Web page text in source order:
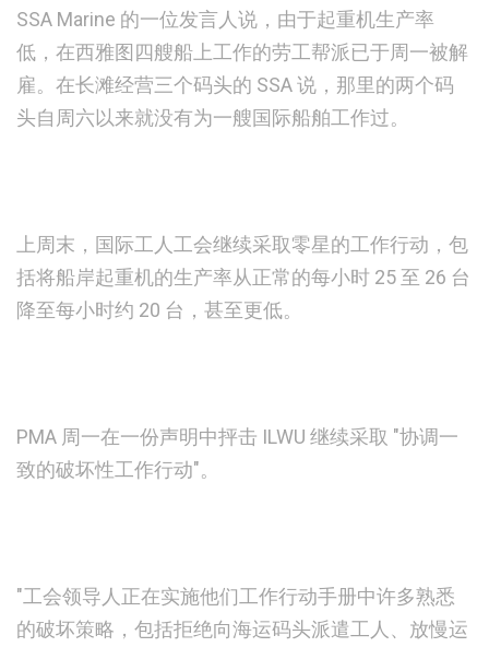
SSA Marine 的一位发言人说，由于起重机生产率
低，在西雅图四艘船上工作的劳工帮派已于周一被解
雇。在长滩经营三个码头的 SSA 说，那里的两个码
头自周六以来就没有为一艘国际船舶工作过。
上周末，国际工人工会继续采取零星的工作行动，包
括将船岸起重机的生产率从正常的每小时 25 至 26 台
降至每小时约 20 台，甚至更低。
PMA 周一在一份声明中抨击 ILWU 继续采取 "协调一
致的破坏性工作行动"。
"工会领导人正在实施他们工作行动手册中许多熟悉
的破坏策略，包括拒绝向海运码头派遣工人、放慢运